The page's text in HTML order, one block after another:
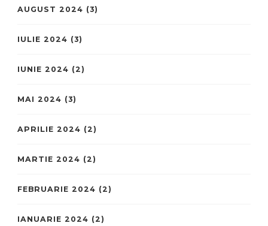
AUGUST 2024 (3)
IULIE 2024 (3)
IUNIE 2024 (2)
MAI 2024 (3)
APRILIE 2024 (2)
MARTIE 2024 (2)
FEBRUARIE 2024 (2)
IANUARIE 2024 (2)